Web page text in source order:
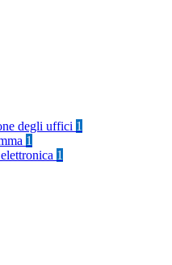
degli uffici 1
1
1